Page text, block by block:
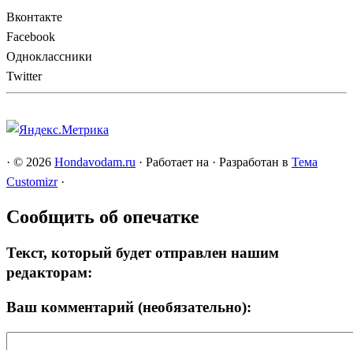
Вконтакте
Facebook
Одноклассники
Twitter
· © 2026 Hondavodam.ru · Работает на · Разработан в Тема
Customizr ·
Сообщить об опечатке
Текст, который будет отправлен нашим
редакторам:
Ваш комментарий (необязательно):